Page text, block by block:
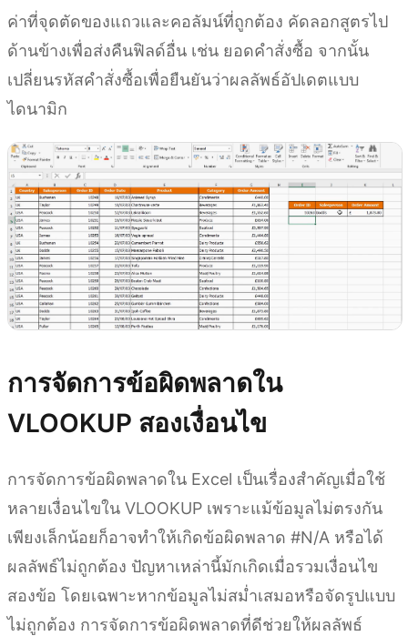
ค่าที่จุดตัดของแถวและคอลัมน์ที่ถูกต้อง คัดลอกสูตรไป
ด้านข้างเพื่อส่งคืนฟิลด์อื่น เช่น ยอดคำสั่งซื้อ จากนั้น
เปลี่ยนรหัสคำสั่งซื้อเพื่อยืนยันว่าผลลัพธ์อัปเดตแบบ
ไดนามิก
การจัดการข้อผิดพลาดใน
VLOOKUP สองเงื่อนไข
การจัดการข้อผิดพลาดใน Excel เป็นเรื่องสำคัญเมื่อใช้
หลายเงื่อนไขใน VLOOKUP เพราะแม้ข้อมูลไม่ตรงกัน
เพียงเล็กน้อยก็อาจทำให้เกิดข้อผิดพลาด #N/A หรือได้
ผลลัพธ์ไม่ถูกต้อง ปัญหาเหล่านี้มักเกิดเมื่อรวมเงื่อนไข
สองข้อ โดยเฉพาะหากข้อมูลไม่สม่ำเสมอหรือจัดรูปแบบ
ไม่ถูกต้อง การจัดการข้อผิดพลาดที่ดีช่วยให้ผลลัพธ์